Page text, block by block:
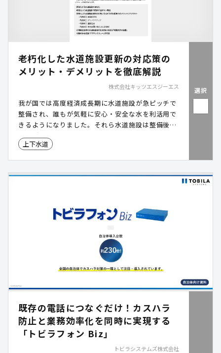
老朽化した水道施設更新の対応策の
メリット・デメリットを徹底解説
株式会社キッツエスジーエス
我が国では高度経済成長期に水道施設が急ピッチで
整備され、誰もが気軽に安心・安全な水を利活用で
きるようになりました。それら水道施設は整備後半
世紀が経過し、老朽化による更新時期を迎えつつあ
ります。しかし、人口動態の変化など複数の要因が
新は遅々として進んでいないのが現状です。本資料
「アクアレスキュー」の特長を紹介します。
上下水道
選択
既存の電話につなぐだけ！カスハラ
防止と業務効率化を同時に実現する
「トビラフォン Biz」
トビラシステムズ株式会社